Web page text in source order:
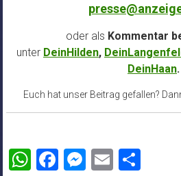
oder als Kommentar
unter DeinHilden,
DeinHaan.
Euch hat unser Beitrag gefallen?
WhatsApp
Facebook
Messenger
Email